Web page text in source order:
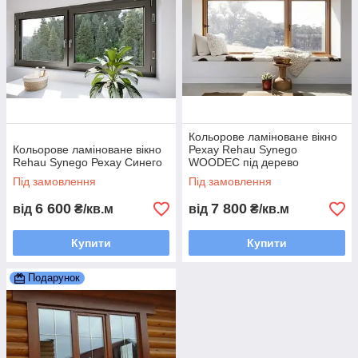
створена на основі багаторічного досвіду та компетенції
концернуREHAU, даруэ необмежені можливості дизайну
вікон - 220 кольорів палітри
RALта більше 40 варіантів
декору для вибору улюбленого кольору.
Усі покриття Kaleido Color:
Не вигоряють на сонці
Стійкі до механічних впливів
Ідеально сумісні з профільними системами Rehau
Що ж пропонує нам програма REHAU
Kaleido Color?
Кольорове ламіноване вікно
Rehau Synego Рехау Синего
Під замовлення
від 6 600 ₴/кв.м
Купити
Кольорове ламіноване вікно
Рехау Rehau Synego
WOODEC під дерево
Під замовлення
від 7 800 ₴/кв.м
Купити
Подарунок